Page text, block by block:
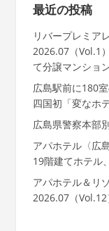
最近の投稿
リバープレミア
2026.07（Vol.1
て分譲マンショ
広島駅前に180
四国初「変なホ
広島県警察本部
アパホテル〈広
19階建てホテル
アパホテル＆リ
2026.07（